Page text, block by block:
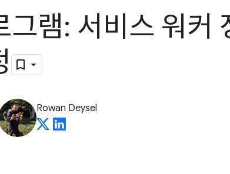
램: 서비스 워커
Rowan Deysel